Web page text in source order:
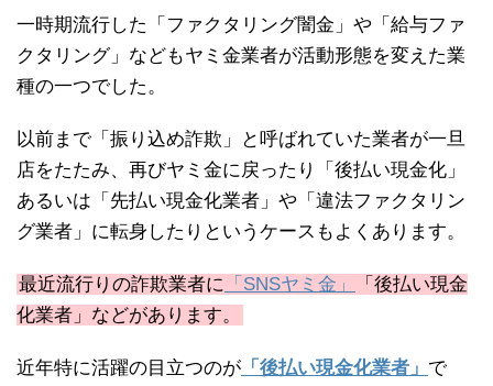
一時期流行した「ファクタリング闇金」や「給与ファ
クタリング」などもヤミ金業者が活動形態を変えた業
種の一つでした。
以前まで「振り込め詐欺」と呼ばれていた業者が一旦
店をたたみ、再びヤミ金に戻ったり「後払い現金化」
あるいは「先払い現金化業者」や「違法ファクタリン
グ業者」に転身したりというケースもよくあります。
最近流行りの詐欺業者に 「SNSヤミ金」
「後払い現金
化業者」などがあります。
近年特に活躍の目立つのが 「後払い現金化業者」 で